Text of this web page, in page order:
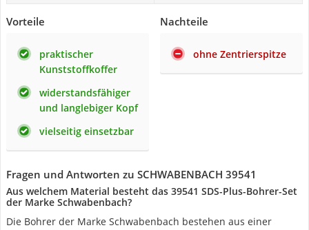
Vorteile
praktischer
Kunststoffkoffer
widerstandsfähiger
und langlebiger Kopf
vielseitig einsetzbar
Nachteile
ohne Zentrierspitze
Fragen und Antworten zu SCHWABENBACH 39541
Aus welchem Material besteht das 39541 SDS-Plus-Bohrer-Set
der Marke Schwabenbach?
Die Bohrer der Marke Schwabenbach bestehen aus einer